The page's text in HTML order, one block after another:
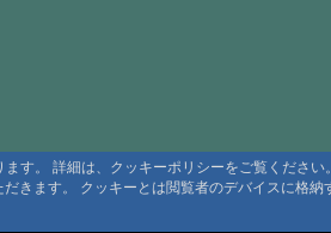
す。 詳細は、クッキーポリシーをご覧くださ
きます。 クッキーとは閲覧者のデバイスに格納